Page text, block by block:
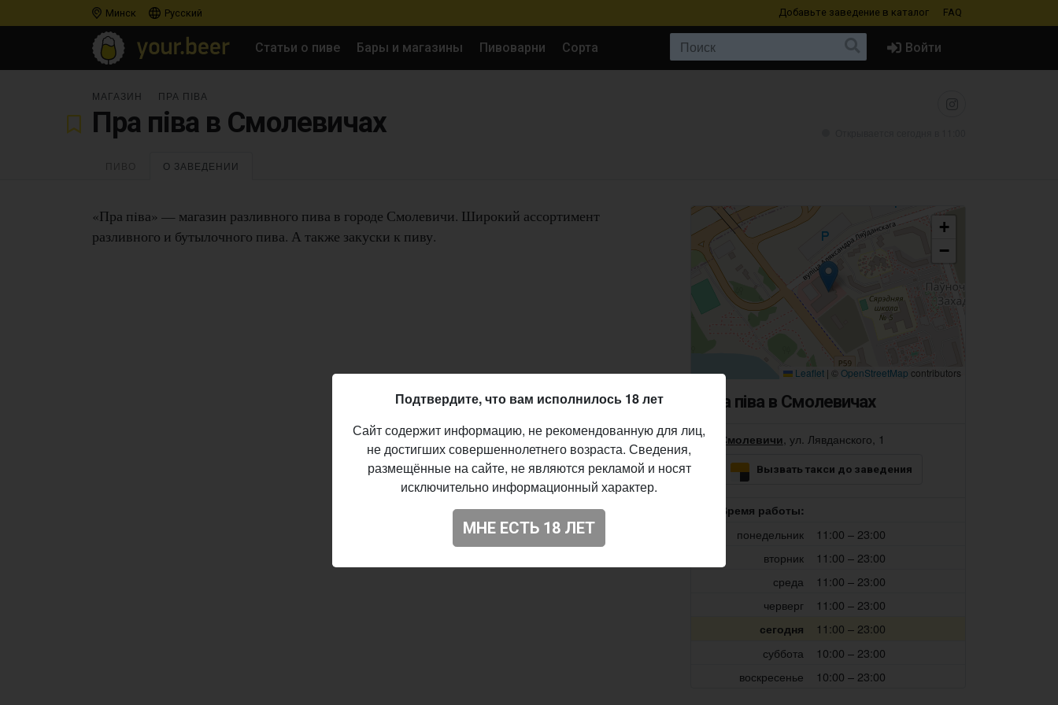
Минск Русский Добавьте заведение в каталог FAQ
Статьи о пиве Бары и магазины Пивоварни Сорта Войти
МАГАЗИН ПРА ПІВА
Пра піва в Смолевичах
О ЗАВЕДЕНИИ
«Пра пiва» — магазин разливного пива в городе Смолевичи. Широкий ассортимент
разливного и бутылочного пива. А также закуски к пиву.
+
−
Leaflet | © OpenStreetMap contributors
Пра піва в Смолевичах
Смолевичи , ул. Лявданского, 1
Вызвать такси до заведения
Время работы:
понедельник
11:00 – 23:00
вторник
11:00 – 23:00
среда
11:00 – 23:00
черверг
11:00 – 23:00
сегодня
11:00 – 23:00
суббота
10:00 – 23:00
воскресенье
10:00 – 23:00
Подтвердите, что вам исполнилось 18 лет
Сайт содержит информацию, не рекомендованную для лиц,
не достигших совершеннолетнего возраста. Сведения,
размещённые на сайте, не являются рекламой и носят
исключительно информационный характер.
МНЕ ЕСТЬ 18 ЛЕТ